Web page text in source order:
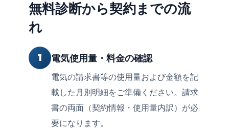
無料診断から契約までの流
れ
1 電気使用量・料金の確認
電気の請求書等の使用量および金額を記
載した月別明細をご準備ください。請求
書の両面（契約情報・使用量内訳）が必
要になります。